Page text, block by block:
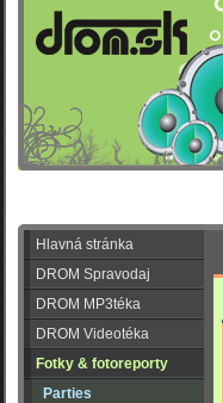
Hlavná stránka
DROM Spravodaj
DROM MP3téka
DROM Videotéka
Fotky & fotoreporty
Parties